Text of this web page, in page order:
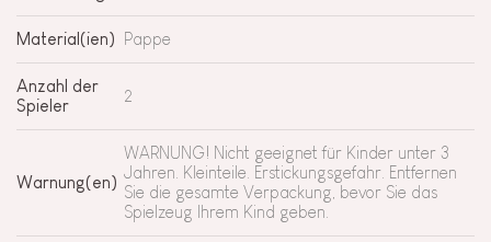
Material(ien) Pappe
Anzahl der
Spieler
2
Warnung(en)
WARNUNG! Nicht geeignet für Kinder unter 3
Jahren. Kleinteile. Erstickungsgefahr. Entfernen
Sie die gesamte Verpackung, bevor Sie das
Spielzeug Ihrem Kind geben.